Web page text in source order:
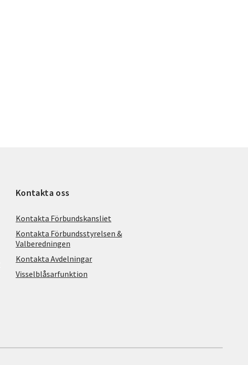
Kontakta oss
Kontakta Förbundskansliet
Kontakta Förbundsstyrelsen &
Valberedningen
Kontakta Avdelningar
Visselblåsarfunktion